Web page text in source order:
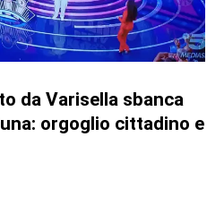
da Varisella sbanca
orgoglio cittadino e